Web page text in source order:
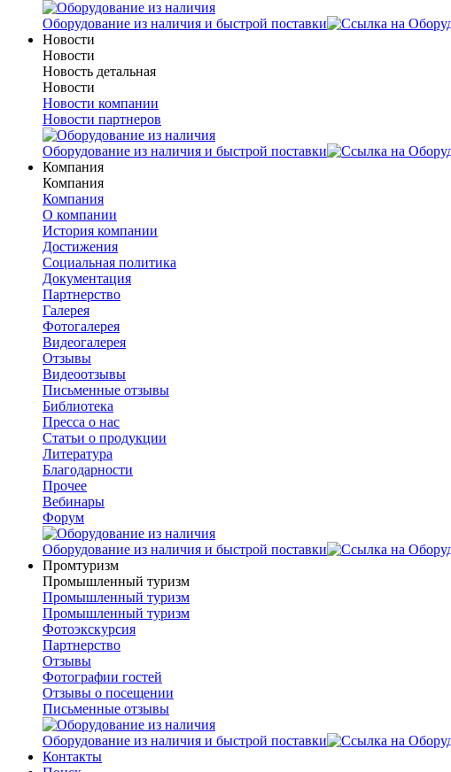
Оборудование из наличия и быстрой поставки
Новости
Новости
Новость детальная
Новости
Новости компании
Новости партнеров
Оборудование из наличия и быстрой поставки
Компания
Компания
Компания
О компании
История компании
Достижения
Социальная политика
Документация
Партнерство
Галерея
Фотогалерея
Видеогалерея
Отзывы
Видеоотзывы
Письменные отзывы
Библиотека
Пресса о нас
Статьи о продукции
Литература
Благодарности
Прочее
Вебинары
Форум
Оборудование из наличия и быстрой поставки
Промтуризм
Промышленный туризм
Промышленный туризм
Промышленный туризм
Фотоэкскурсия
Партнерство
Отзывы
Фотографии гостей
Отзывы о посещении
Письменные отзывы
Оборудование из наличия и быстрой поставки
Контакты